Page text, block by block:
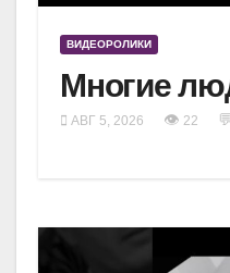
ВИДЕОРОЛИКИ
Многие
АВГ 5, 2026 👁 22